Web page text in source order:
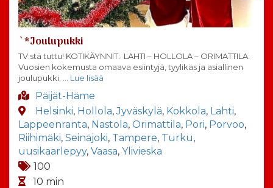
`*Joulupukki
TV:stä tuttu! KOTIKÄYNNIT: LAHTI – HOLLOLA – ORIMATTILA.
Vuosien kokemusta omaava esiintyjä, tyylikäs ja asiallinen
joulupukki.
… Lue lisää
Päijät-Häme
Helsinki, Hollola,Jyväskylä, Kokkola, Lahti,
Lappeenranta, Nastola, Orimattila, Pori, Porvoo,
Riihimäki, Seinäjoki, Tampere, Turku,
uusikaarlepyy, Vaasa, Ylivieska
100
10 min